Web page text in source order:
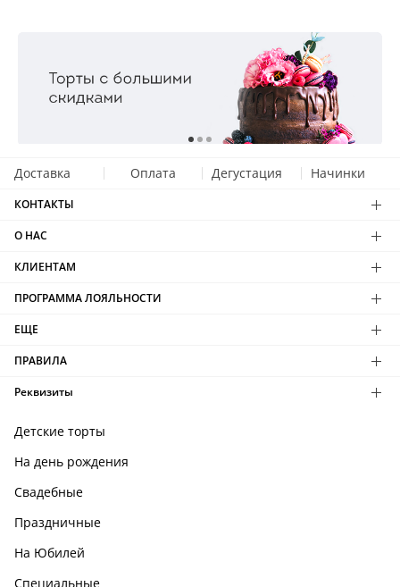
Доставка Оплата Дегустация Начинки
КОНТАКТЫ
О НАС
КЛИЕНТАМ
ПРОГРАММА ЛОЯЛЬНОСТИ
ЕЩЕ
ПРАВИЛА
Реквизиты
Детские торты
На день рождения
Свадебные
Праздничные
На Юбилей
Специальные